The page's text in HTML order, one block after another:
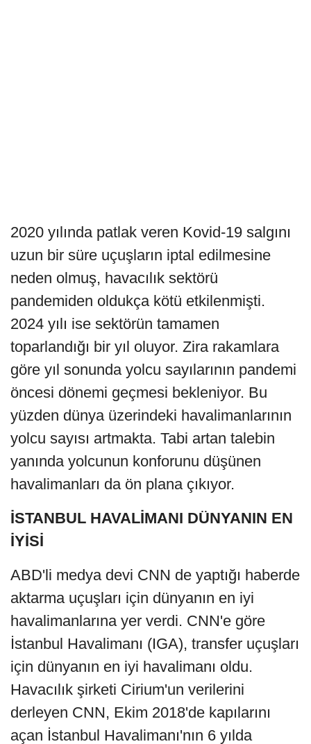
2020 yılında patlak veren Kovid-19 salgını
uzun bir süre uçuşların iptal edilmesine
neden olmuş, havacılık sektörü
pandemiden oldukça kötü etkilenmişti.
2024 yılı ise sektörün tamamen
toparlandığı bir yıl oluyor. Zira rakamlara
göre yıl sonunda yolcu sayılarının pandemi
öncesi dönemi geçmesi bekleniyor. Bu
yüzden dünya üzerindeki havalimanlarının
yolcu sayısı artmakta. Tabi artan talebin
yanında yolcunun konforunu düşünen
havalimanları da ön plana çıkıyor.
İSTANBUL HAVALİMANI DÜNYANIN EN
İYİSİ
ABD'li medya devi CNN de yaptığı haberde
aktarma uçuşları için dünyanın en iyi
havalimanlarına yer verdi. CNN'e göre
İstanbul Havalimanı (IGA), transfer uçuşları
için dünyanın en iyi havalimanı oldu.
Havacılık şirketi Cirium'un verilerini
derleyen CNN, Ekim 2018'de kapılarını
açan İstanbul Havalimanı'nın 6 yılda